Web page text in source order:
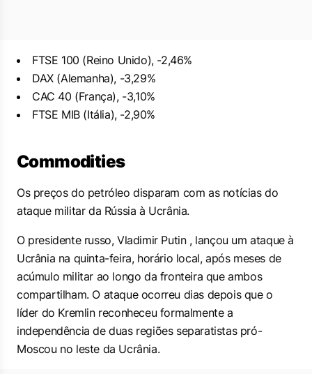
FTSE 100 (Reino Unido), -2,46%
DAX (Alemanha), -3,29%
CAC 40 (França), -3,10%
FTSE MIB (Itália), -2,90%
Commodities
Os preços do petróleo disparam com as notícias do
ataque militar da Rússia à Ucrânia.
O presidente russo, Vladimir Putin , lançou um ataque à
Ucrânia na quinta-feira, horário local, após meses de
acúmulo militar ao longo da fronteira que ambos
compartilham. O ataque ocorreu dias depois que o
líder do Kremlin reconheceu formalmente a
independência de duas regiões separatistas pró-
Moscou no leste da Ucrânia.